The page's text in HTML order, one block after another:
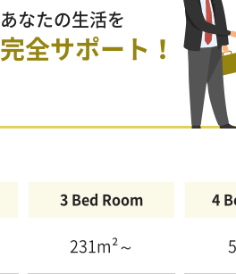
あなたの生活を
完全サポート！
3 Bed Room 4
231m²～